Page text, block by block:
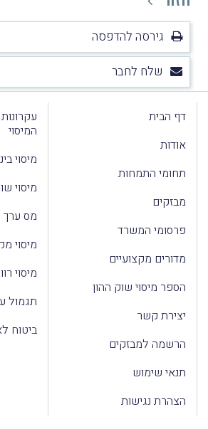
גירסה להדפסה
שלח לחבר
דף הבית
אודות
תחומי התמחות
מבזקים
פרסומי המשרד
מדורים מקצועיים
הספר מיסוי שוק ההון
יצירת קשר
הרשמה למבזקים
תנאי שימוש
הצהרת נגישות
המיסוי
מיסוי
מיסוי
מס ערך
מיסוי
מיסוי
תגמול
ביטוח